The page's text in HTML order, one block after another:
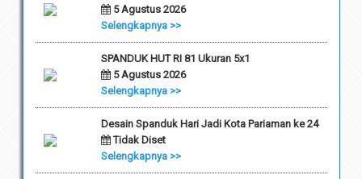
5 Agustus 2026
Selengkapnya >>
SPANDUK HUT RI 81 Ukuran 5x1
5 Agustus 2026
Selengkapnya >>
Desain Spanduk Hari Jadi Kota Pariaman ke 24
Tidak Diset
Selengkapnya >>